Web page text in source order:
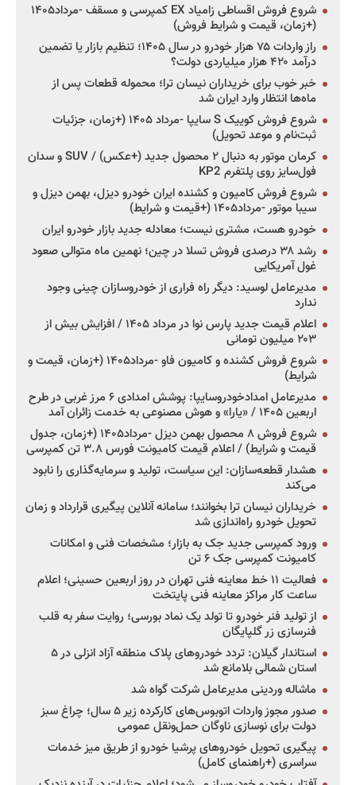
شروع فروش اقساطی زامیاد EX کمپرسی و مسقف -مرداد۱۴۰۵
(+زمان، قیمت و شرایط فروش)
راز واردات ۷۵ هزار خودرو در سال ۱۴۰۵؛ تنظیم بازار یا تضمین
درآمد ۴۲۰ هزار میلیاردی دولت؟
خبر خوب برای خریداران نیسان ترا؛ محموله قطعات پس از
ماه‌ها انتظار وارد ایران شد
شروع فروش کوییک S سایپا -مرداد ۱۴۰۵ (+زمان، جزئیات
ثبت‌نام و موعد تحویل)
کرمان موتور به دنبال ۲ محصول جدید (+عکس) / SUV و سدان
فول‌سایز روی پلتفرم KP2
شروع فروش کامیون و کشنده ایران خودرو دیزل، بهمن دیزل و
سیبا موتور -مرداد۱۴۰۵ (+قیمت و شرایط)
خودرو هست، مشتری نیست؛ معادله جدید بازار خودرو ایران
رشد ۳۸ درصدی فروش تسلا در چین؛ نهمین ماه متوالی صعود
غول آمریکایی
مدیرعامل لوسید: دیگر راه فراری از خودروسازان چینی وجود
ندارد
اعلام قیمت جدید پارس نوا در مرداد ۱۴۰۵ / افزایش بیش از
۲۰۳ میلیون تومانی
شروع فروش کشنده و کامیون فاو -مرداد۱۴۰۵ (+زمان، قیمت و
شرایط)
مدیرعامل امدادخودروسایپا: پوشش امدادی ۶ مرز غربی در طرح
اربعین ۱۴۰۵ / «یارا» و هوش مصنوعی به خدمت زائران آمد
شروع فروش ۸ محصول بهمن دیزل -مرداد۱۴۰۵ (+زمان، جدول
قیمت و شرایط) / اعلام قیمت کامیونت فورس ۳.۸ تن کمپرسی
هشدار قطعه‌سازان: این سیاست، تولید و سرمایه‌گذاری را نابود
می‌کند
خریداران نیسان ترا بخوانند؛ سامانه آنلاین پیگیری قرارداد و زمان
تحویل خودرو راه‌اندازی شد
ورود کمپرسی جدید جک به بازار؛ مشخصات فنی و امکانات
کامیونت کمپرسی جک ۶ تن
فعالیت ۱۱ خط معاینه فنی تهران در روز اربعین حسینی؛ اعلام
ساعت کار مراکز معاینه فنی پایتخت
از تولید فنر خودرو تا تولد یک نماد بورسی؛ روایت سفر به قلب
فنرسازی زر گلپایگان
استاندار گیلان: تردد خودروهای پلاک منطقه آزاد انزلی در ۵
استان شمالی بلامانع شد
ماشاله وردینی مدیرعامل شرکت گواه شد
صدور مجوز واردات اتوبوس‌های کارکرده زیر ۵ سال؛ چراغ سبز
دولت برای نوسازی ناوگان حمل‌ونقل عمومی
پیگیری تحویل خودروهای پرشیا خودرو از طریق میز خدمات
سراسری (+راهنمای کامل)